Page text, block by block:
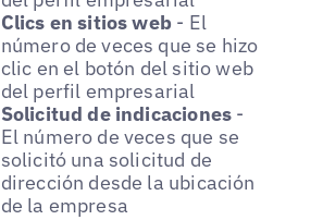
Clics en sitios web - El
número de veces que se hizo
clic en el botón del sitio web
del perfil empresarial
Solicitud de indicaciones -
El número de veces que se
solicitó una solicitud de
dirección desde la ubicación
de la empresa